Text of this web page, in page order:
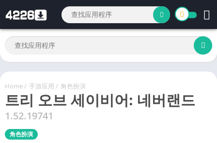
Home/ 手游应用 / 角色扮演
트리 오브 세이비어: 네버랜드
1.52.19741
角色扮演